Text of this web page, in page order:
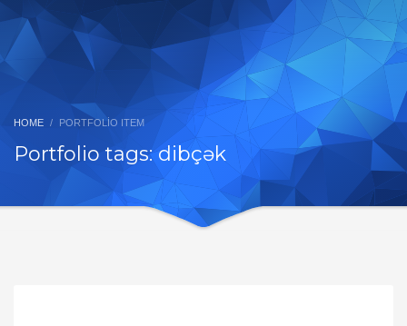
HOME PORTFOLIO ITEM
Portfolio tags: dibçək